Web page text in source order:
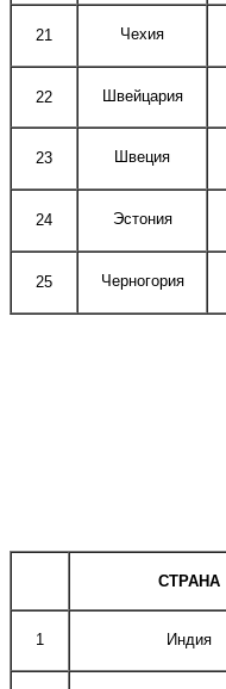
21 Чехия
22 Швейцария
23 Швеция
24 Эстония
25 Черногория
СТРАНА
1 Индия